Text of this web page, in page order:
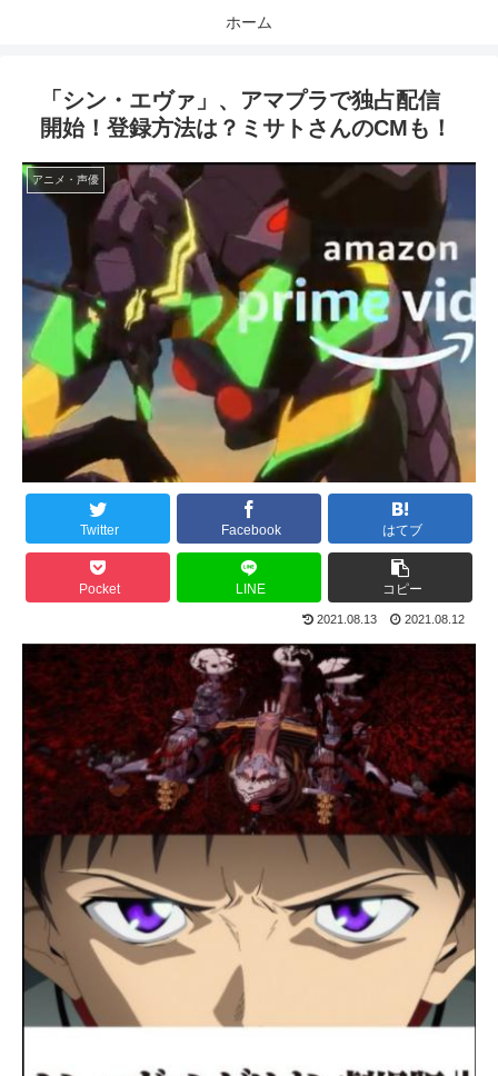
ホーム
「シン・エヴァ」、アマプラで独占配信
開始！登録方法は？ミサトさんのCMも！
アニメ・声優
Twitter Facebook はてブ
Pocket LINE コピー
2021.08.13 2021.08.12